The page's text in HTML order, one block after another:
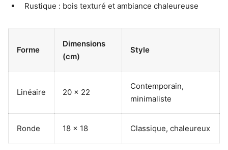
Rustique : bois texturé et ambiance chaleureuse
Forme
Dimensions
(cm)
Style
Linéaire 20 x 22
Contemporain,
minimaliste
Ronde 18 x 18 Classique, chaleureux